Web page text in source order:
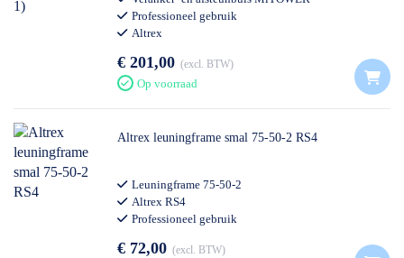
Professioneel gebruik
Altrex
€ 201,00 excl. BTW
Op voorraad
Altrex leuningframe smal 75-50-2 RS4
Leuningframe 75-50-2
Altrex RS4
Professioneel gebruik
€ 72,00 excl. BTW